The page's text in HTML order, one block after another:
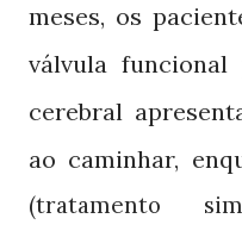
meses, os
válvula
cerebral
ao caminhar,
(tratamento